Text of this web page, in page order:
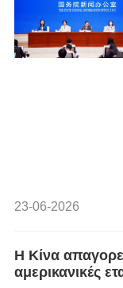
23-06-2026
Η Κίνα
αμερικανικές